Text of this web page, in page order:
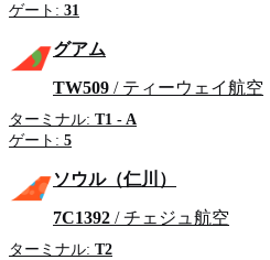
ゲート: 31
グアム
TW509 / ティーウェイ航空
ターミナル: T1 - A
ゲート: 5
ソウル（仁川）
7C1392 / チェジュ航空
ターミナル: T2